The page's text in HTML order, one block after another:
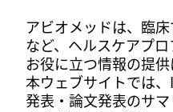
アビオメッドは、臨
など、ヘルスケアプ
お役に立つ情報の提供
本ウェブサイトでは
発表・論文発表のサ